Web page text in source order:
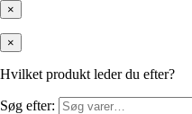
×
×
Hvilket produkt leder du efter?
Søg efter: